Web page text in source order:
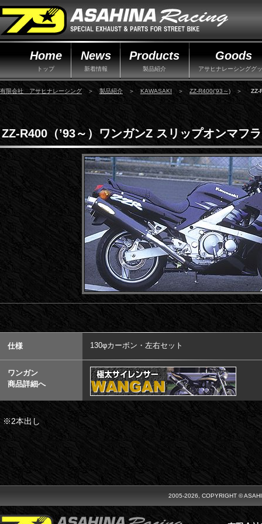
Home
トップ
News
新着情報
Products
製品紹介
Goods
アサヒナレーシンググ
有限会社 アサヒナレーシング ＞ 製品紹介 ＞ KAWASAKI ＞ ZZ-R400(’93～) ＞ ZZ-
ZZ-R400（’93～）ワンガンZ スリップオンマフ
仕様 130φカーボン・左右セット
ワンガン
商品詳細へ
※2本出し
2005-2026, COPYRIGHT ©